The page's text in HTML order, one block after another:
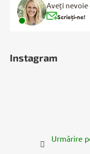
Aveți nevoie
Scrieți-ne!
Instagram
Urmărire